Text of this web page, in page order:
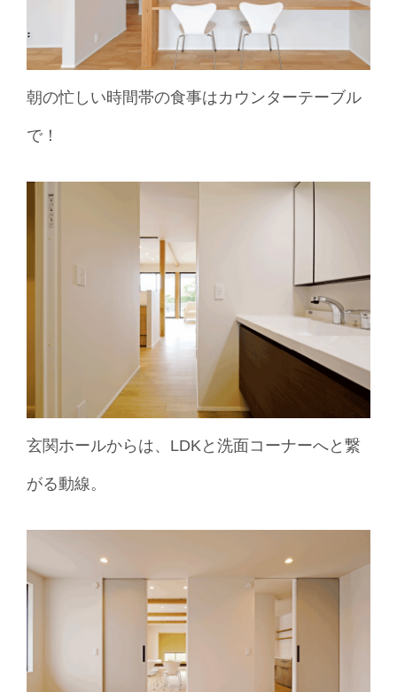
朝の忙しい時間帯の食事はカウンターテーブル
で！
玄関ホールからは、LDKと洗面コーナーへと繋
がる動線。